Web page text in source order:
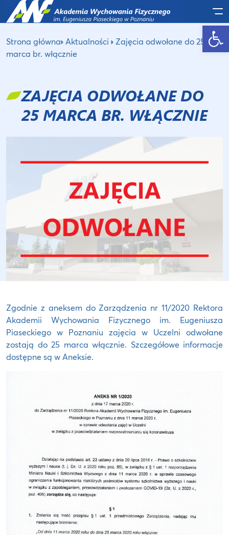
Otwórz pasek narzędzi
Strona główna Aktualności
Zajęcia odwołane do 25
marca br. włącznie
ZAJĘCIA ODWOŁANE DO
25 MARCA BR. WŁĄCZNIE
Zgodnie z aneksem do Zarządzenia nr 11/2020 Rektora
Akademii Wychowania Fizycznego im. Eugeniusza
Piaseckiego w Poznaniu zajęcia w Uczelni odwołane
zostają do 25 marca włącznie. Szczegółowe informacje
dostępne są w Aneksie.